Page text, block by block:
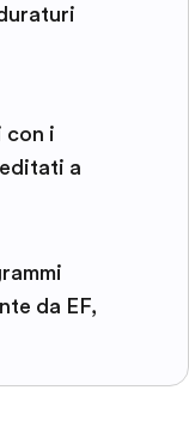
con i
a
da EF,